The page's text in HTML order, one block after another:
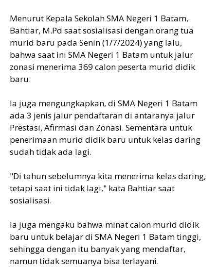
Menurut Kepala Sekolah SMA Negeri 1 Batam,
Bahtiar, M.Pd saat sosialisasi dengan orang tua
murid baru pada Senin (1/7/2024) yang lalu,
bahwa saat ini SMA Negeri 1 Batam untuk jalur
zonasi menerima 369 calon peserta murid didik
baru.
Ia juga mengungkapkan, di SMA Negeri 1 Batam
ada 3 jenis jalur pendaftaran di antaranya jalur
Prestasi, Afirmasi dan Zonasi. Sementara untuk
penerimaan murid didik baru untuk kelas daring
sudah tidak ada lagi.
"Di tahun sebelumnya kita menerima kelas daring,
tetapi saat ini tidak lagi," kata Bahtiar saat
sosialisasi.
Ia juga mengaku bahwa minat calon murid didik
baru untuk belajar di SMA Negeri 1 Batam tinggi,
sehingga dengan itu banyak yang mendaftar,
namun tidak semuanya bisa terlayani.